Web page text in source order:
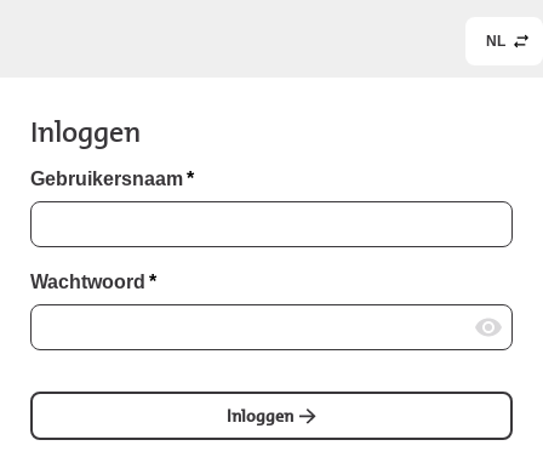
NL
Inloggen
Gebruikersnaam*
Wachtwoord *
Inloggen